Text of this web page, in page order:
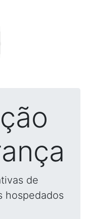
de
hospedados